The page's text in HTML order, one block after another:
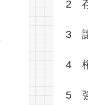
2
3
4
5